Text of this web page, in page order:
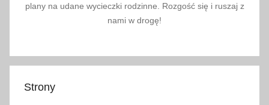
plany na udane wycieczki rodzinne. Rozgość się i ruszaj z
nami w drogę!
Strony